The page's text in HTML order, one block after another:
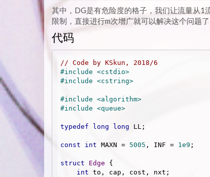
其中，DG是有危险度的格子，我们让流量从1
限制，直接进行m次增广就可以解决这个问题
代码
// Code by KSkun, 2018/6
#include <cstdio>
#include <cstring>
#include <algorithm>
#include <queue>
typedef long long LL;
const int MAXN = 5005 , INF = 1e9 ;
struct Edge {
int to, cap, cost, nxt;